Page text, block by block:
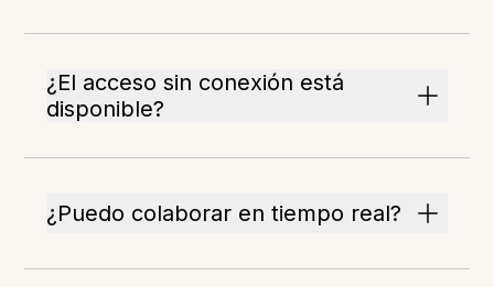
¿El acceso sin conexión está
disponible?
¿Puedo colaborar en tiempo real?